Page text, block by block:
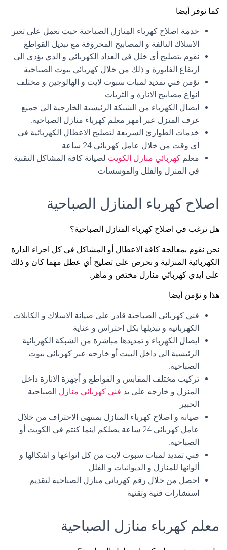
كما نوفر أيضا:
خدمة اصلاح كهرباء المنازل الصباحية حيث نعمل على تغير
الاسلاك التالفة و المصابيح المحروقة مع تبديل القواطع.
نقوم بتصليح أي خلل في العداد الكهربائي و الذي يؤدي الى
ارتفاع الفاتورة و ذلك من خلال كهربائي بيوت الصباحية.
نؤمن فني تمديد لمبات سبوت لايت و الهالوجين و مختلف
انواع مصابيح الانارة و الثريات.
ايصال الكهرباء من الشبكة الرئيسية الخارجية الى جميع
غرف المنزل عبر أمهر معلم كهرباء منازل الصباحية.
خدمات الطوارئ السريعة لتصليح الاعطال الكهربائية في
اي وقت من خلال عامل كهربائي 24 ساعة.
معلم كهربائي منازل الكويت لصيانة كافة المشاكل التقنية
في المنزل والفلل والمؤسسات
اصلاح كهرباء المنازل الصباحية
هل ترغب في اصلاح كهرباء المنازل الصباحية؟
نحن نقوم بمعالجة كافة الاعطال أو المشاكل في كل اجزاء الدارة
الكهربائية المنزلية و نحرص على تصليح أي عطل مهما كان و ذلك
على ايدي كهربائي منازل مختص و ماهر.
هذا و نؤمن أيضا :
فني كهربائي الصباحية قادر على صيانة الاسلاك و الكابلات
الكهربائية و تبديلها بكل احتراس و عناية.
ايصال الكهرباء و تمديدها مباشرة من الشبكة الكهربائية
الرئيسية الى داخل البيت أو خارجه عبر كهربائي بيوت
الصباحية.
تركيب مختلف المقابس و القواطع و أجهزة الانارة داخل
المنزل و خارجه على يد فني كهربائي منازل الصباحية
الخبير.
صيانة و اصلاح كهرباء المنازل بمنتهى الاحتراف من خلال
عامل كهربائي 24 ساعة يصلكم اينما كنتم في الكويت أو
الصباحية.
فني تمديد لمبات سبوت لايت من كل انواعها و اشكالها و
ألوانها للمنازل و الديوانيات و الفلل.
احصل من خلال رقم كهربائي منازل الصباحية لتقديم
استشارات فنية وتقنية
معلم كهرباء منازل الصباحية